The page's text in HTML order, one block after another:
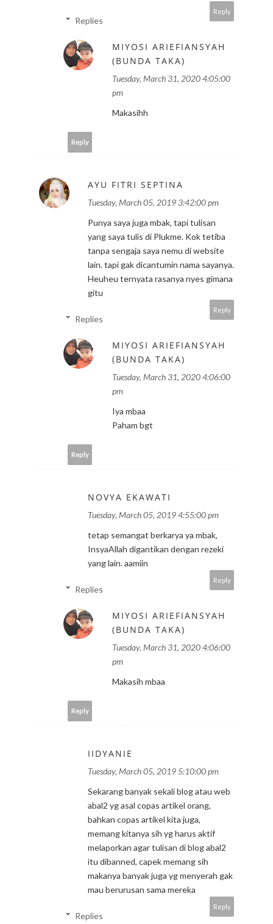
Reply
Replies
MIYOSI ARIEFIANSYAH
(BUNDA TAKA)
Tuesday, March 31, 2020 4:05:00
pm
Makasihh
Reply
AYU FITRI SEPTINA
Tuesday, March 05, 2019 3:42:00 pm
Punya saya juga mbak, tapi tulisan
yang saya tulis di Plukme. Kok tetiba
tanpa sengaja saya nemu di website
lain. tapi gak dicantumin nama sayanya.
Heuheu ternyata rasanya nyes gimana
gitu
Reply
Replies
MIYOSI ARIEFIANSYAH
(BUNDA TAKA)
Tuesday, March 31, 2020 4:06:00
pm
Iya mbaa
Paham bgt
Reply
NOVYA EKAWATI
Tuesday, March 05, 2019 4:55:00 pm
tetap semangat berkarya ya mbak,
InsyaAllah digantikan dengan rezeki
yang lain. aamiin
Reply
Replies
MIYOSI ARIEFIANSYAH
(BUNDA TAKA)
Tuesday, March 31, 2020 4:06:00
pm
Makasih mbaa
Reply
IIDYANIE
Tuesday, March 05, 2019 5:10:00 pm
Sekarang banyak sekali blog atau web
abal2 yg asal copas artikel orang,
bahkan copas artikel kita juga,
memang kitanya sih yg harus aktif
melaporkan agar tulisan di blog abal2
itu dibanned, capek memang sih
makanya banyak juga yg menyerah gak
mau berurusan sama mereka
Reply
Replies